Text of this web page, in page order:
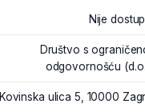
Nije
Društvo s
odgovornošću
Kovinska ulica 5, 10000